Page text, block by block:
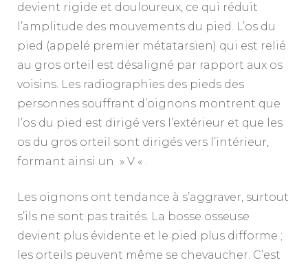
devient rigide et douloureux, ce qui réduit
l’amplitude des mouvements du pied. L’os du
pied (appelé premier métatarsien) qui est relié
au gros orteil est désaligné par rapport aux os
voisins. Les radiographies des pieds des
personnes souffrant d’oignons montrent que
l’os du pied est dirigé vers l’extérieur et que les
os du gros orteil sont dirigés vers l’intérieur,
formant ainsi un » V « .
Les oignons ont tendance à s’aggraver, surtout
s’ils ne sont pas traités. La bosse osseuse
devient plus évidente et le pied plus difforme ;
les orteils peuvent même se chevaucher. C’est